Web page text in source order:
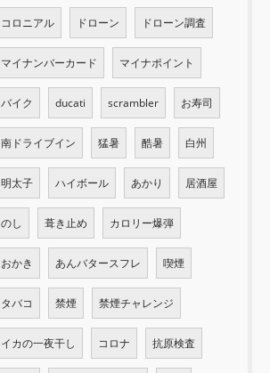
コロニアル ドローン ドローン調査
マイナンバーカード マイナポイント
バイク ducati scrambler お寿司
南ドライブイン 猛暑 酷暑 白州
明太子 ハイボール あかり 居酒屋
のし 葺き止め カロリー爆弾
おかき あんバタースフレ 喫煙
タバコ 禁煙 禁煙チャレンジ
イカの一夜干し コロナ 抗原検査